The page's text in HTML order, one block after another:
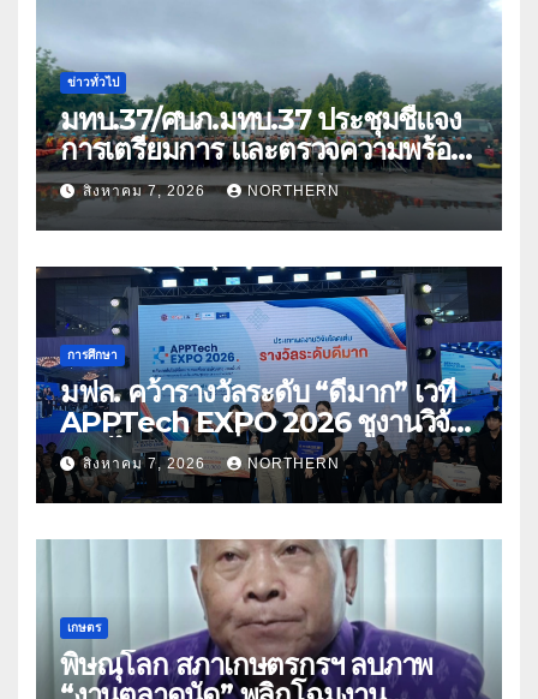
ข่าวทั่วไป
มทบ.37/ศบภ.มทบ.37 ประชุมชี้แจง
การเตรียมการ และตรวจความพร้อม
ด้านการบรรเทาสาธารณภัย
สิงหาคม 7, 2026 NORTHERN
การศึกษา
มฟล. คว้ารางวัลระดับ “ดีมาก” เวที
APPTech EXPO 2026 ชูงานวิจัย
สมุนไพร ขับเคลื่อนนวัตกรรมสู่เชิง
พาณิชย์
สิงหาคม 7, 2026 NORTHERN
เกษตร
พิษณุโลก สภาเกษตรกรฯ ลบภาพ